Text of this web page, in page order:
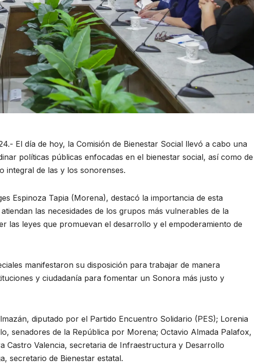
El día de hoy, la Comisión de Bienestar Social llevó a cabo una
políticas públicas enfocadas en el bienestar social, así como de
integral de las y los sonorenses.
Espinoza Tapia (Morena), destacó la importancia de esta
las necesidades de los grupos más vulnerables de la
las leyes que promuevan el desarrollo y el empoderamiento de
manifestaron su disposición para trabajar de manera
y ciudadanía para fomentar un Sonora más justo y
diputado por el Partido Encuentro Solidario (PES); Lorenia
senadores de la República por Morena; Octavio Almada Palafox,
Castro Valencia, secretaria de Infraestructura y Desarrollo
secretario de Bienestar estatal.